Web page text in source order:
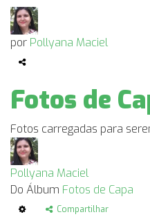
por Pollyana Maciel
Fotos de
Fotos carregadas para
Pollyana Maciel
Do Álbum Fotos de Capa
Compartilhar